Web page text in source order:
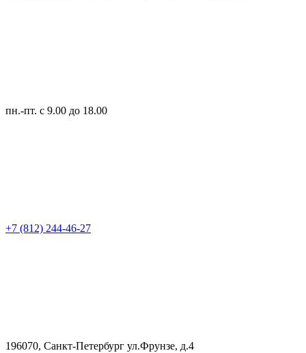
пн.-пт. с 9.00 до 18.00
+7 (812) 244-46-27
196070, Санкт-Петербург ул.Фрунзе, д.4